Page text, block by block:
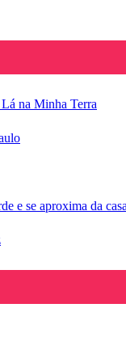
na Minha Terra
e se aproxima da